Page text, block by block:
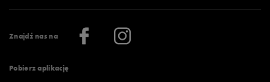
Znajdź nas na
Pobierz aplikację
Regulamin aplikacji 50 style
Więcej regulaminów >
Praca
Informacje o firmie